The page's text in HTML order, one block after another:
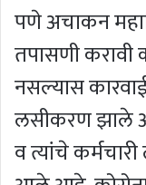
पणे अचाकन
तपासणी
नसल्यास
लसीकरण झाले
व त्यांचे